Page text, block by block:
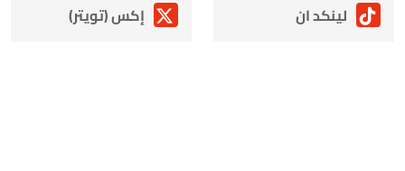
لينكد ان إكس (تويتر)